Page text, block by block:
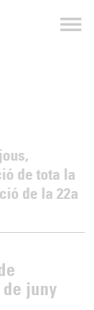
de tota la
de la 22a
juny